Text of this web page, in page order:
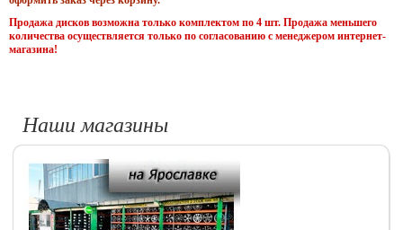
Продажа дисков возможна только комплектом по 4 шт. Продажа меньшего
количества осуществляется только по согласованию с менеджером интернет-
магазина!
Наши магазины